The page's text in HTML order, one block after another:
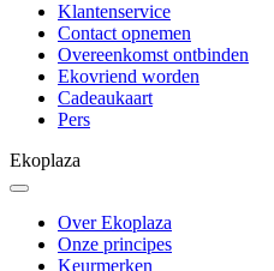
Klantenservice
Contact opnemen
Overeenkomst ontbinden
Ekovriend worden
Cadeaukaart
Pers
Ekoplaza
Over Ekoplaza
Onze principes
Keurmerken